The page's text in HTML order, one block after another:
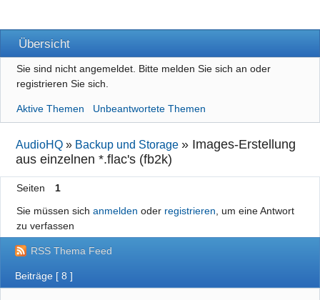
Übersicht
Sie sind nicht angemeldet. Bitte melden Sie sich an oder
registrieren Sie sich.
Aktive Themen Unbeantwortete Themen
AudioHQ » Backup und Storage » Images-Erstellung
aus einzelnen *.flac's (fb2k)
Seiten
1
Sie müssen sich anmelden oder registrieren , um eine Antwort
zu verfassen
RSS Thema Feed
Beiträge [ 8 ]